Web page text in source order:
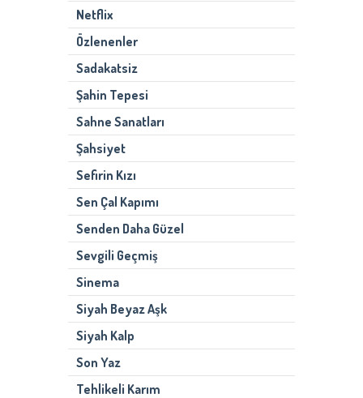
Netflix
Özlenenler
Sadakatsiz
Şahin Tepesi
Sahne Sanatları
Şahsiyet
Sefirin Kızı
Sen Çal Kapımı
Senden Daha Güzel
Sevgili Geçmiş
Sinema
Siyah Beyaz Aşk
Siyah Kalp
Son Yaz
Tehlikeli Karım